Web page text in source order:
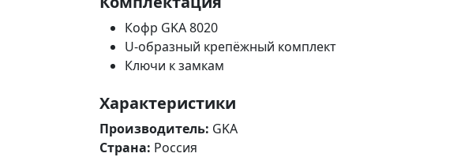
Кофр GKA 8020
U-образный крепёжный комплект
Ключи к замкам
Характеристики
Производитель: GKA
Страна: Россия